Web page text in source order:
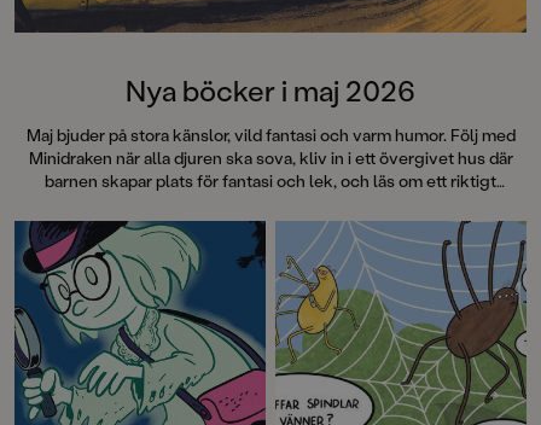
Nya böcker i maj 2026
Maj bjuder på stora känslor, vild fantasi och varm humor. Följ med
Minidraken när alla djuren ska sova, kliv in i ett övergivet hus där
barnen skapar plats för fantasi och lek, och läs om ett riktigt
den älskade SVT-serien Tjejer och häng med i deras vardag där
kompisarna betyder allt. Och läs en somrig berättelse om vänskap
som förändras – och om att slut faktiskt kan vara början på nåt nytt.
Välkommen till en ny fullmatad bokmånad!